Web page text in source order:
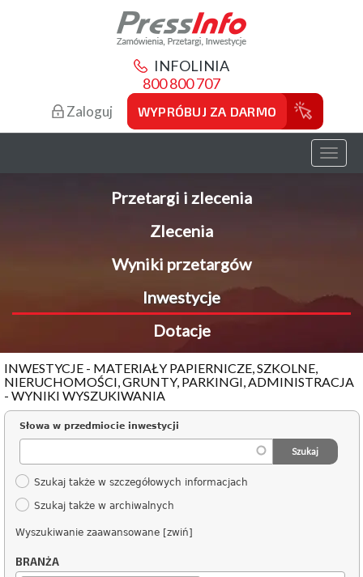
INFOLINIA
800 800 707
Zaloguj WYPRÓBUJ ZA DARMO
Toggle
Przetargi i zlecenia
Zlecenia
Wyniki przetargów
Inwestycje
Dotacje
INWESTYCJE - MATERIAŁY PAPIERNICZE, SZKOLNE,
NIERUCHOMOŚCI, GRUNTY, PARKINGI, ADMINISTRACJA
- WYNIKI WYSZUKIWANIA
Słowa w przedmiocie inwestycji
Szukaj także w szczegółowych informacjach
Szukaj także w archiwalnych
Wyszukiwanie zaawansowane [zwiń]
BRANŻA